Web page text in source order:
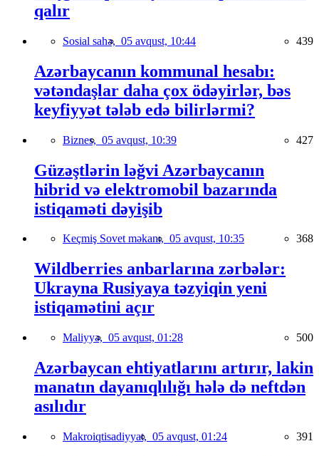
qalır
Sosial sahə, 05 avqust, 10:44 439
Azərbaycanın kommunal hesabı:
vətəndaşlar daha çox ödəyirlər, bəs
keyfiyyət tələb edə bilirlərmi?
Biznes, 05 avqust, 10:39 427
Güzəştlərin ləğvi Azərbaycanın
hibrid və elektromobil bazarında
istiqaməti dəyişib
Keçmiş Sovet məkanı, 05 avqust, 10:35 368
Wildberries anbarlarına zərbələr:
Ukrayna Rusiyaya təzyiqin yeni
istiqamətini açır
Maliyyə, 05 avqust, 01:28 500
Azərbaycan ehtiyatlarını artırır, lakin
manatın dayanıqlılığı hələ də neftdən
asılıdır
Makroiqtisadiyyat, 05 avqust, 01:24 391